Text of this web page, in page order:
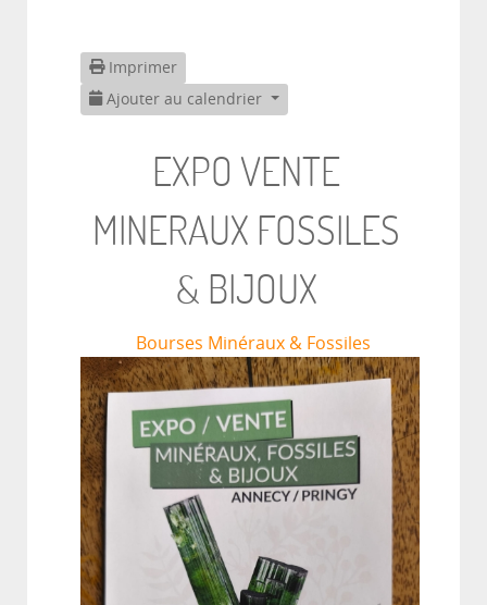
Imprimer
Ajouter au calendrier
EXPO VENTE
MINERAUX FOSSILES
& BIJOUX
Bourses Minéraux & Fossiles